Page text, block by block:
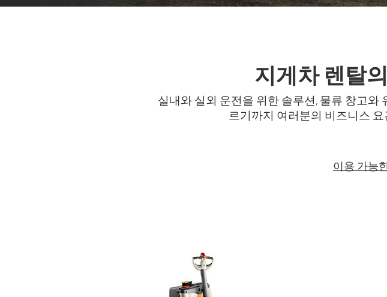
지게차 렌탈
실내와 실외 운전을 위한 솔루션, 물류 창고
르기까지 여러분의 비즈니스
이용 가능